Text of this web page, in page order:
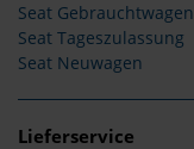
Seat Gebrauchtwagen
Seat Tageszulassung
Seat Neuwagen
Lieferservice